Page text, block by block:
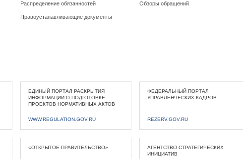
Распределение обязанностей
Правоустанавливающие документы
Обзоры обращений
ЕДИНЫЙ ПОРТАЛ РАСКРЫТИЯ
ИНФОРМАЦИИ О ПОДГОТОВКЕ
ПРОЕКТОВ НОРМАТИВНЫХ АКТОВ
WWW.REGULATION.GOV.RU
ФЕДЕРАЛЬНЫЙ ПОРТАЛ
УПРАВЛЕНЧЕСКИХ КАДРОВ
REZERV.GOV.RU
«ОТКРЫТОЕ ПРАВИТЕЛЬСТВО»
АГЕНТСТВО СТРАТЕГИЧЕСКИХ
ИНИЦИАТИВ